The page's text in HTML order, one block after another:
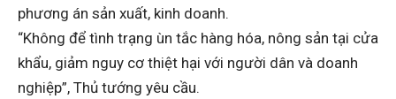
phương án sản xuất, kinh doanh.
“Không để tình trạng ùn tắc hàng hóa, nông sản tại cửa
khẩu, giảm nguy cơ thiệt hại với người dân và doanh
nghiệp”, Thủ tướng yêu cầu.